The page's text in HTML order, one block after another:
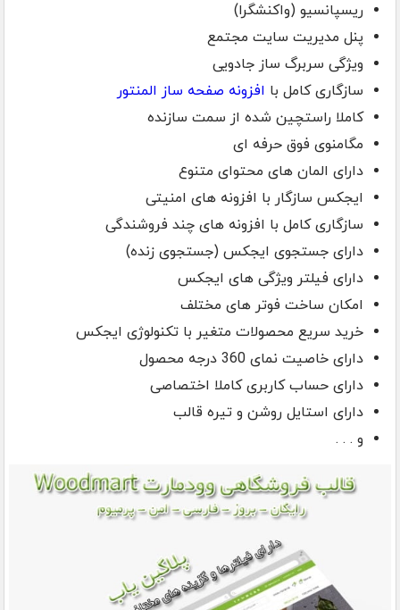
ریسپانسیو (واکنشگرا)
پنل مدیریت سایت مجتمع
ویژگی سربرگ ساز جادویی
سازگاری کامل با افزونه صفحه ساز المنتور
کاملا راستچین شده از سمت سازنده
مگامنوی فوق حرفه ای
دارای المان های محتوای متنوع
ایجکس سازگار با افزونه های امنیتی
سازگاری کامل با افزونه های چند فروشندگی
دارای جستجوی ایجکس (جستجوی زنده)
دارای فیلتر ویژگی های ایجکس
امکان ساخت فوتر های مختلف
خرید سریع محصولات متغیر با تکنولوژی ایجکس
دارای خاصیت نمای 360 درجه محصول
دارای حساب کاربری کاملا اختصاصی
دارای استایل روشن و تیره قالب
و . . .